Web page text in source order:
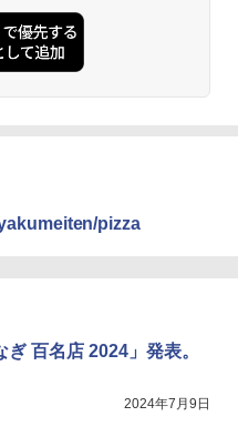
水蒸気 オーブンレンジ 23
ラック RE-WF232-B シンプ
クト 一人暮らし 二人暮ら
pizza
ぎ 百名店 2024」発表。
2024年7月9日